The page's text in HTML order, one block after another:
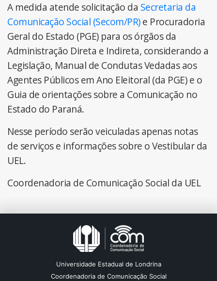
A medida atende solicitação da Secretaria da
Comunicação Social (Secom/PR)e Procuradoria
Geral do Estado (PGE) para os órgãos da
Administração Direta e Indireta, considerando a
Legislação, Manual de Condutas Vedadas aos
Agentes Públicos em Ano Eleitoral (da PGE) e o
Guia de orientações sobre a Comunicação no
Estado do Paraná.
Nesse período serão veiculadas apenas notas
de serviços e informações sobre o Vestibular da
UEL.
Coordenadoria de Comunicação Social da UEL
Universidade Estadual de Londrina
Coordenadoria de Comunicação Social